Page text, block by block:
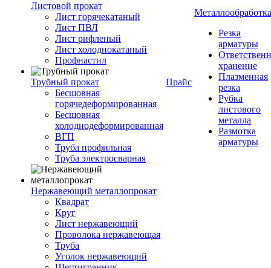
Листовой прокат
Лист горячекатаный
Лист ПВЛ
Лист рифленый
Лист холоднокатаный
Профнастил
Трубный прокат
Бесшовная
горячедеформированная
Бесшовная
холоднодеформированная
ВГП
Труба профильная
Труба электросварная
Нержавеющий металлопрокат
Квадрат
Круг
Лист нержавеющий
Проволока нержавеющая
Труба
Уголок нержавеющий
Прайс
Металлообработка
Резка
арматуры
хранение
Плазменная
резка
Рубка
листового
металла
Размотка
арматуры